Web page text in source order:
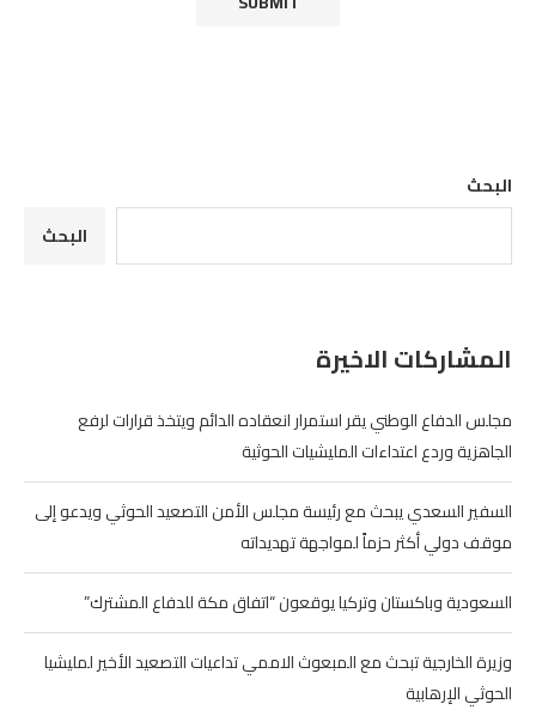
البحث
البحث
المشاركات الاخيرة
مجلس الدفاع الوطني يقر استمرار انعقاده الدائم ويتخذ قرارات لرفع
الجاهزية وردع اعتداءات المليشيات الحوثية
السفير السعدي يبحث مع رئيسة مجلس الأمن التصعيد الحوثي ويدعو إلى
موقف دولي أكثر حزماً لمواجهة تهديداته
السعودية وباكستان وتركيا يوقعون “اتفاق مكة للدفاع المشترك”
وزيرة الخارجية تبحث مع المبعوث الاممي تداعيات التصعيد الأخير لمليشيا
الحوثي الإرهابية